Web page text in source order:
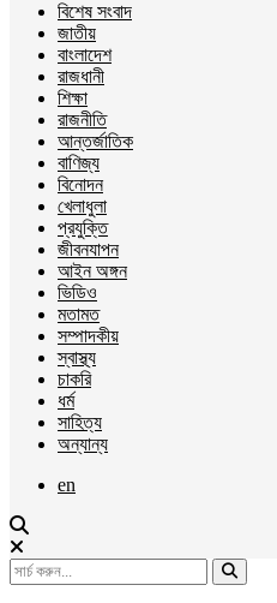
বিশেষ সংবাদ
জাতীয়
বাংলাদেশ
রাজধানী
শিক্ষা
রাজনীতি
আন্তর্জাতিক
বাণিজ্য
বিনোদন
খেলাধুলা
প্রযুক্তি
জীবনযাপন
আইন অঙ্গন
ভিডিও
মতামত
সম্পাদকীয়
স্বাস্থ্য
চাকরি
ধর্ম
সাহিত্য
অন্যান্য
en